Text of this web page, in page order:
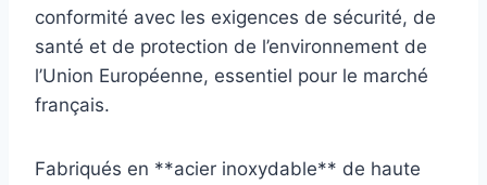
conformité avec les exigences de sécurité, de
santé et de protection de l’environnement de
l’Union Européenne, essentiel pour le marché
français.
Fabriqués en **acier inoxydable** de haute